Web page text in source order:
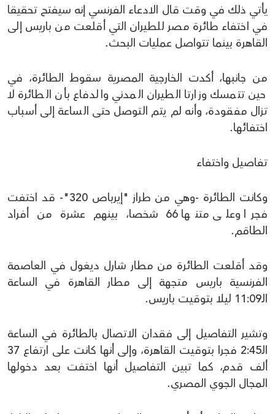
يأتي ذلك في وقت قال الادعاء الفرنسي إنه سيفتح تحقيقا
في اختفاء طائرة مصر للطيران التي أقلعت من باريس إلى
القاهرة بينما تتواصل عمليات البحث.
من جانبها، أكدت الخارجية المصرية سقوط الطائرة، في
حين تتمسك وزارتا الطيران المدني والدفاع بأن الطائرة لا
تزال مفقودة، وأنه لم يتم التوصل حتى الساعة إلى أسباب
اختفائها.
تفاصيل واختفاء
وكانت الطائرة -وهي من طراز "إيرباص 320"- قد اختفت
فجرا وعلى متنها 66 شخصا، بينهم عشرة من أفراد
الطاقم.
وقد أقلعت الطائرة من مطار شارل ديغول في العاصمة
الفرنسية باريس متجهة إلى مطار القاهرة في الساعة
الـ11:09 ليلا بتوقيت باريس.
وتشير التفاصيل إلى فقدان الاتصال بالطائرة في الساعة
الـ2:45 فجرا بتوقيت القاهرة، وإلى أنها كانت على ارتفاع 37
ألف قدم، كما تبين التفاصيل أنها اختفت بعد دخولها
المجال الجوي المصري.